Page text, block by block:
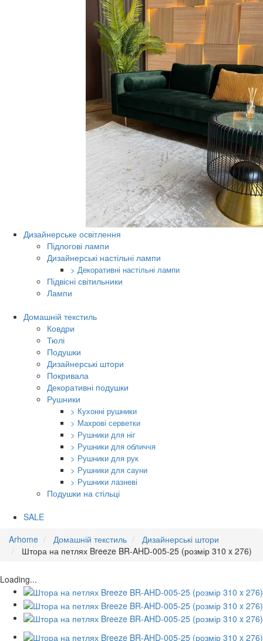
Дизайнерське освітлення
Підлогові лампи
Дизайнерські настільні лампи
> Декоративні настільні лампи
Підвісні світильники
Лампи
Домашній текстиль
Ковдри
Тюлі
Подушки
Дизайнерські штори
Покривала
Декоративні подушки
Рушники
> Кухонні рушники
> Махрові серветки
> Рушники для ніг
> Рушники для обличчя
> Рушники для рук
> Рушники для сауни
> Рушники лазневі
Подушки на стільці
SALE
Arhome
Домашній текстиль
Дизайнерські штори
Штора на петлях Breeze BR-AHD-005-25 (розмір 310 x 276)
Loading...